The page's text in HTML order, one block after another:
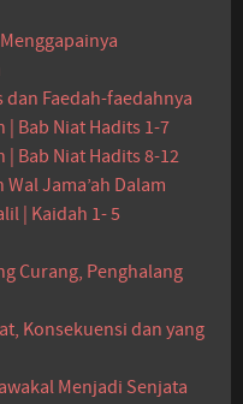
Faedah-faedahnya
Bab Niat Hadits 1-7
Bab Niat Hadits 8-12
Jama’ah Dalam
| Kaidah 1- 5
Curang, Penghalang
Konsekuensi dan yang
Menjadi Senjata